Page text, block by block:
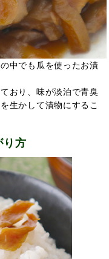
中でも瓜を使ったお漬
おり、味が淡泊で青臭
生かして漬物にするこ
り方